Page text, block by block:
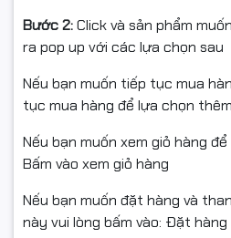
Bước 2:Click và sản phẩm
ra pop up với các lựa chọn sau
Nếu bạn muốn tiếp tục mua
tục mua hàng để lựa chọn
Nếu bạn muốn xem giỏ hàng
Bấm vào xem giỏ hàng
Nếu bạn muốn đặt hàng và
này vui lòng bấm vào: Đặt
Mực in sử dụng
1,600
Hệ điều hành tương
thích
Kích thước (R x S x
C)
Trọng lượng
Khoảng